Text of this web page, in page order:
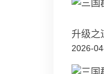
升级之
2026-